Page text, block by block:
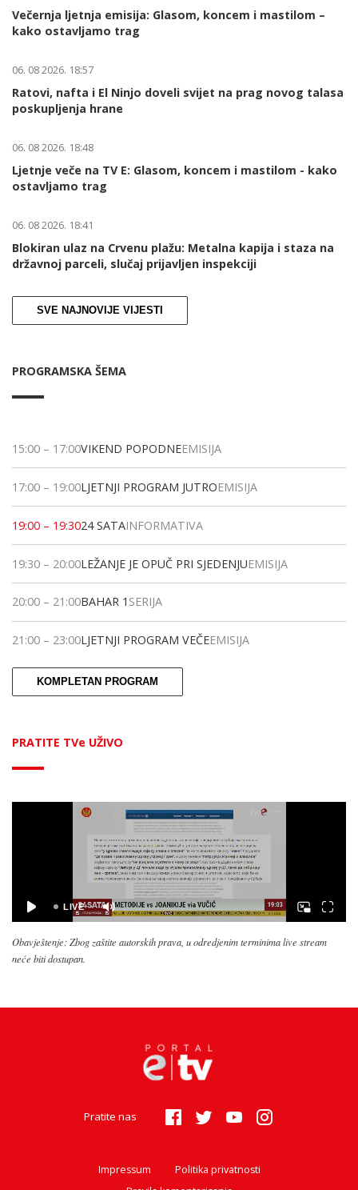
Večernja ljetnja emisija: Glasom, koncem i mastilom –
kako ostavljamo trag
06. 08 2026. 18:57
Ratovi, nafta i El Ninjo doveli svijet na prag novog talasa
poskupljenja hrane
06. 08 2026. 18:48
Ljetnje veče na TV E: Glasom, koncem i mastilom - kako
ostavljamo trag
06. 08 2026. 18:41
Blokiran ulaz na Crvenu plažu: Metalna kapija i staza na
državnoj parceli, slučaj prijavljen inspekciji
SVE NAJNOVIJE VIJESTI
PROGRAMSKA ŠEMA
15:00 – 17:00VIKEND POPODNEEMISIJA
17:00 – 19:00LJETNJI PROGRAM JUTROEMISIJA
19:00 – 19:3024 SATAINFORMATIVA
19:30 – 20:00LEŽANJE JE OPUČ PRI SJEDENJUEMISIJA
20:00 – 21:00BAHAR 1 SERIJA
21:00 – 23:00LJETNJI PROGRAM VEČEEMISIJA
KOMPLETAN PROGRAM
PRATITE TVe UŽIVO
Obavještenje: Zbog zaštite autorskih prava, u odredjenim terminima live stream
neće biti dostupan.
Pratite nas
Impressum
Politika privatnosti